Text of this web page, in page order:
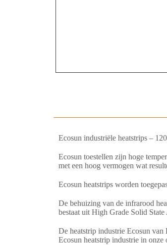
Ecosun industriële heatstrips –
Ecosun toestellen zijn hoge
met een hoog vermogen wat
Ecosun heatstrips worden
De behuizing van de infrarood
bestaat uit High Grade Solid
De heatstrip industrie Ecosun van
Ecosun heatstrip industrie in onze